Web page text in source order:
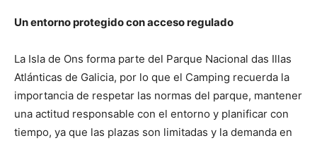
Un entorno protegido con acceso regulado
La Isla de Ons forma parte del Parque Nacional das Illas
Atlánticas de Galicia, por lo que el Camping recuerda la
importancia de respetar las normas del parque, mantener
una actitud responsable con el entorno y planificar con
tiempo, ya que las plazas son limitadas y la demanda en